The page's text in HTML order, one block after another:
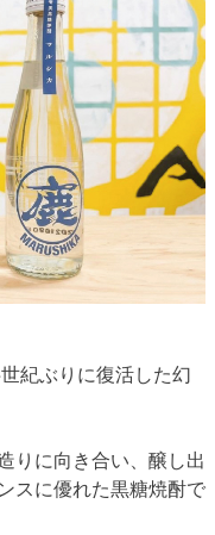
紀ぶりに復活した幻
りに向き合い、醸し出
スに優れた黒糖焼酎で